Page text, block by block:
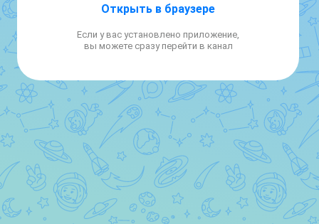
Открыть в браузере
Если у вас установлено приложение,
вы можете сразу перейти в канал